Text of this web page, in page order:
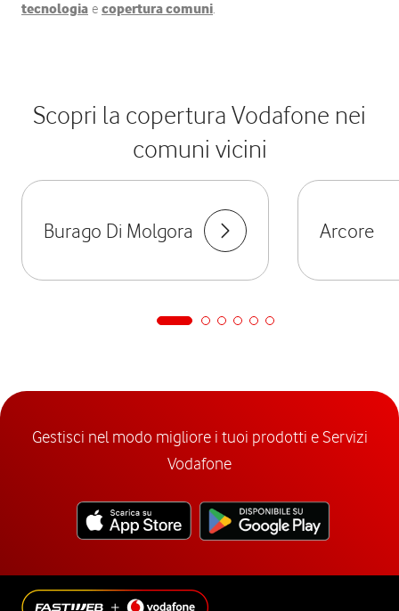
tecnologia e copertura comuni.
Scopri la copertura Vodafone nei
comuni vicini
Burago Di Molgora Arcore
Gestisci nel modo migliore i tuoi prodotti e Servizi
Vodafone